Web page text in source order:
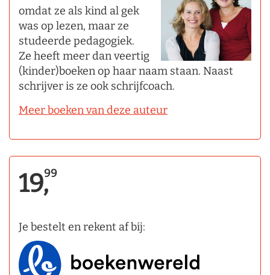
omdat ze als kind al gek
was op lezen, maar ze
studeerde pedagogiek.
Ze heeft meer dan veertig
(kinder)boeken op haar naam staan. Naast
schrijver is ze ook schrijfcoach.
Meer boeken van deze auteur
19,99
Je bestelt en rekent af bij: